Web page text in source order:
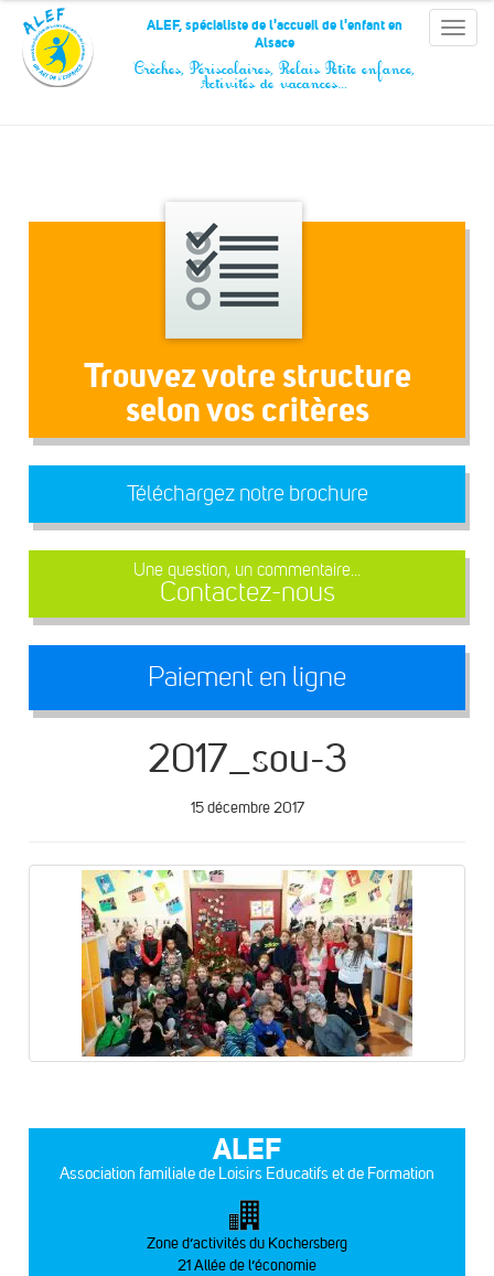
Panneau de gestion des cookies
Toggle
ALEF, spécialiste de l'accueil de l'enfant en
Alsace
Crèches, Périscolaires, Relais Petite enfance,
Activités de vacances…
Trouvez votre structure
selon vos critères
Téléchargez notre brochure
Une question, un commentaire...
Contactez-nous
Paiement en ligne
2017_sou-3
15 décembre 2017
ALEF
Association familiale de Loisirs Educatifs et de Formation
Zone d’activités du Kochersberg
21 Allée de l’économie